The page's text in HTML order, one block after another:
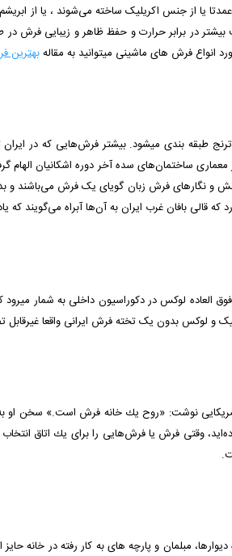
یا از جنس اکریلیک ساخته می‌شوند ، یا از
انواع فرش های ماشینی میتوانید به مقالهبهترین
ترنج طبقه بندی می­شود. بیشتر فرش‌هایی که در
معماری ساختمان‌های سده آخر دوره اشکانیان
فرش زبان گویای یک فرش می‌باشند و
که قالی بافان غرب ایران به آن‌ها آبراه
العاده لوکس در دکوراسیون داخلی به شمار میرود
و لوکس بدون یک تخته فرش ایرانی واقعا
آمریکایی نوشت: «روح یك خانه فرش است.» سخن
وقتی فرش یا فرش‌هایی را برای یك اتاق
مبلمان و پارچه­ های به کار رفته در